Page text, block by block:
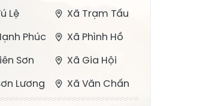
Lệ
Xã Trạm Tấu
Phúc
Xã Phình Hồ
Sơn
Xã Gia Hội
Lương
Xã Văn Chấn